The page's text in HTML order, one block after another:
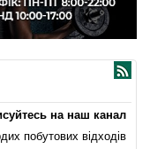
на наш канал
побутових відходів